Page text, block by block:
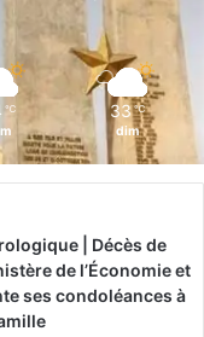
℃ 33 ℃
dim
| Décès de
de l’Économie et
ses condoléances à